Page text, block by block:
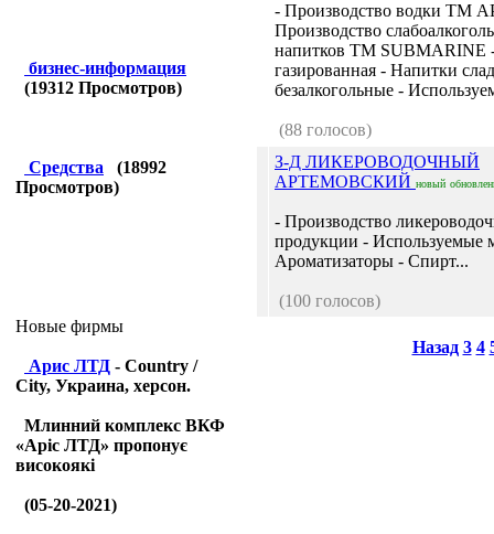
бизнес-информация
(19312 Просмотров)
Средства (18992
Просмотров)
Новые фирмы
Арис ЛТД - Country /
City, Украина, херсон.
Млинний комплекс ВКФ
«Аріс ЛТД» пропонує
високоякі
(05-20-2021)
- Производство водки ТМ
Производство
напитков ТМ SUBMARINE
газированная - Напитки
безалкогольные -
(88 голосов)
З-Д ЛИКЕРОВОДОЧНЫЙ
АРТЕМОВСКИЙ новый
- Производство
продукции - Используемые
Ароматизаторы - Спирт...
(100 голосов)
Назад 3 4